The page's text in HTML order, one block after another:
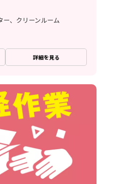
ー、クリーンルーム
詳細を見る